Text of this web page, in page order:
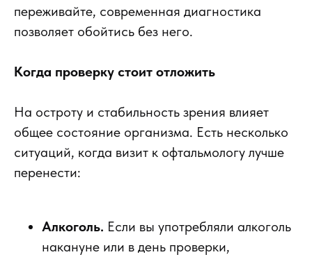
переживайте, современная диагностика
позволяет обойтись без него.
Когда проверку стоит отложить
На остроту и стабильность зрения влияет
общее состояние организма. Есть несколько
ситуаций, когда визит к офтальмологу лучше
перенести:
Алкоголь. Если вы употребляли алкоголь
накануне или в день проверки,